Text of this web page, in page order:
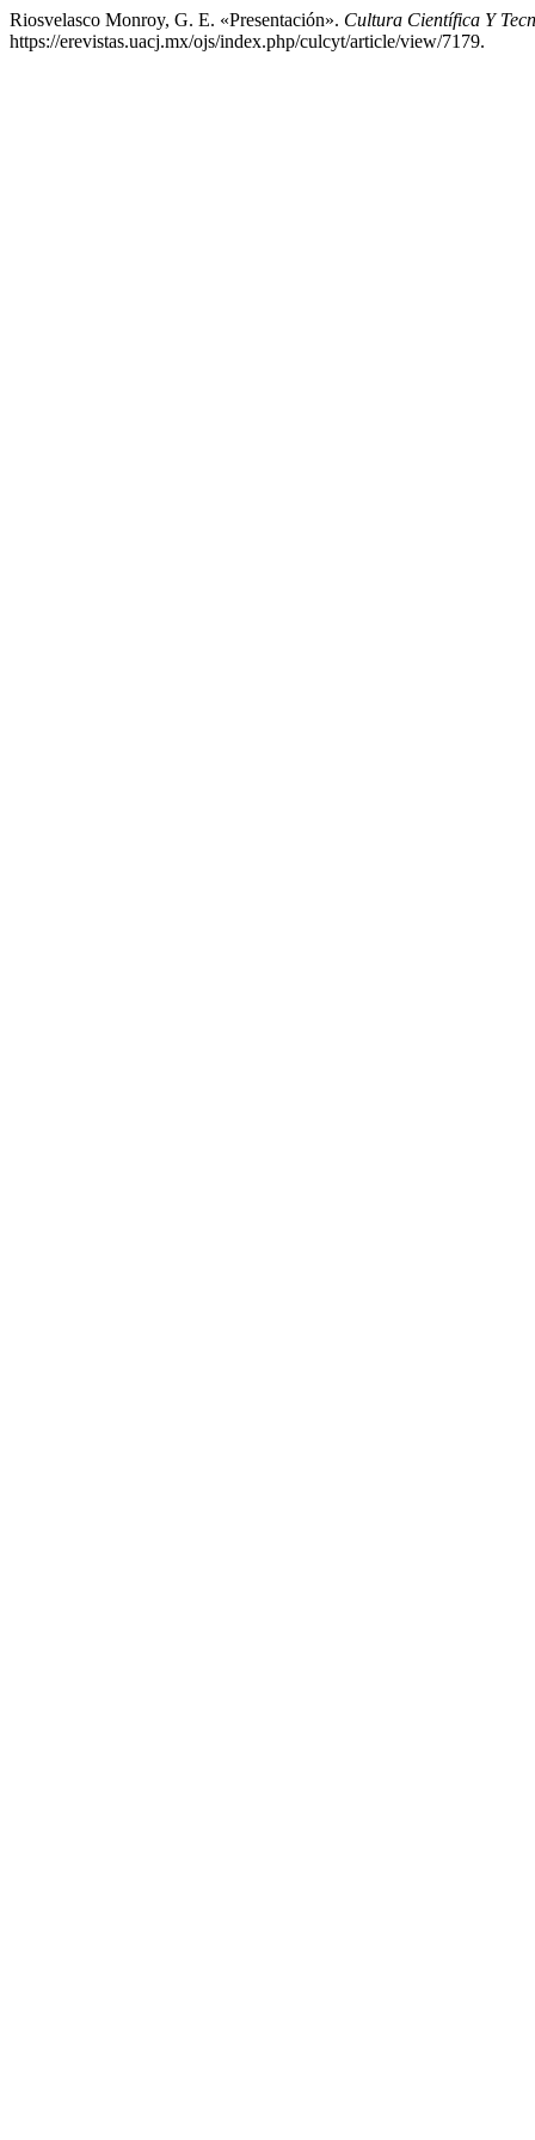
Riosvelasco Monroy, G. E. «Presentación». Cultura Científica Y
https://erevistas.uacj.mx/ojs/index.php/culcyt/article/view/7179.